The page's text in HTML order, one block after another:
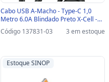
Cabo USB A-Macho - Type-C 1,0
Metro 6.0A Blindado Preto X-Cell -
XC-CD-118-SINOP-03 - XC-CD-118-
PTO
Código 137831-03 3 em estoque
Estoque SINOP